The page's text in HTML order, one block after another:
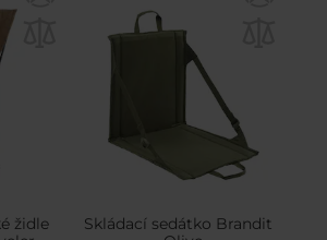
židle
Skládací sedátko Brandit